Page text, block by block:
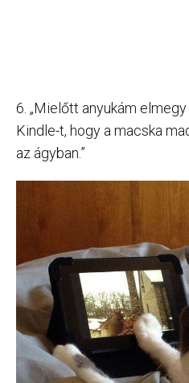
6. „Mielőtt anyukám
Kindle-t, hogy a macska
az ágyban.”